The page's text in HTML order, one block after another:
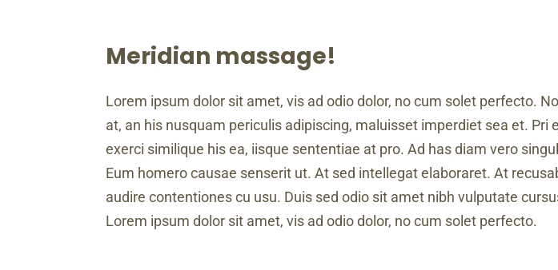
Meridian massage!
Lorem ipsum dolor sit amet, vis ad odio dolor, no cum solet perfecto.
at, an his nusquam periculis adipiscing, maluisset imperdiet sea et. Pri
exerci similique his ea, iisque sententiae at pro. Ad has diam vero
Eum homero causae senserit ut. At sed intellegat elaboraret. At
audire contentiones cu usu. Duis sed odio sit amet nibh vulputate
Lorem ipsum dolor sit amet, vis ad odio dolor, no cum solet perfecto.